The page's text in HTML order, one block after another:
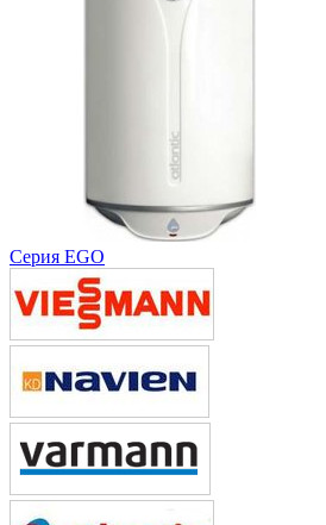
Серия EGO